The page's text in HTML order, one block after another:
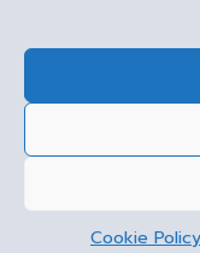
Cookie Policy
This site uses
experience. By